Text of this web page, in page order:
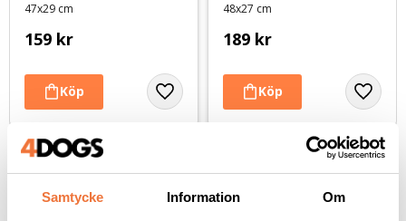
Samtycke Information Om
47x29 cm
159 kr
48x27 cm
189 kr